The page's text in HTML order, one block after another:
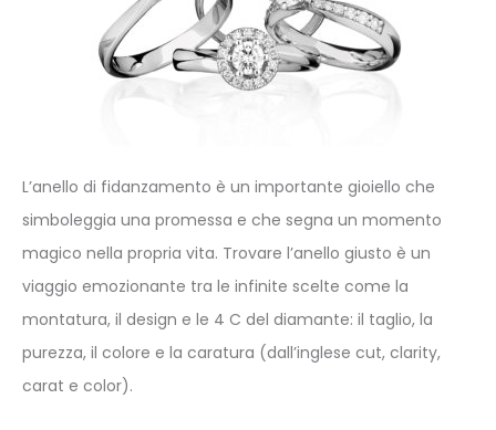
L’anello di fidanzamento è un importante gioiello che
simboleggia una promessa e che segna un momento
magico nella propria vita. Trovare l’anello giusto è un
viaggio emozionante tra le infinite scelte come la
montatura, il design e le 4 C del diamante: il taglio, la
purezza, il colore e la caratura (dall’inglese cut, clarity,
carat e color).